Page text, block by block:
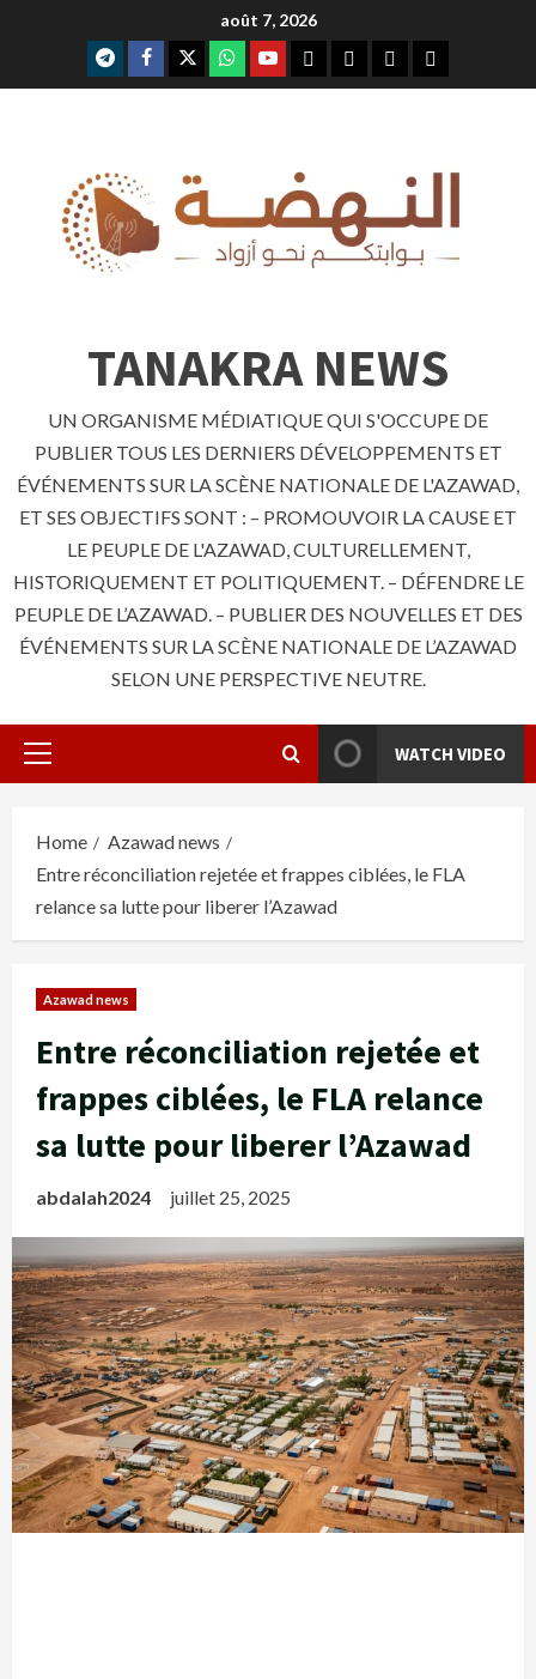
août 7, 2026
telegramfacebook
x whatsapyoutube
TANAKRA NEWS
UN ORGANISME MÉDIATIQUE QUI S'OCCUPE DE
PUBLIER TOUS LES DERNIERS DÉVELOPPEMENTS ET
ÉVÉNEMENTS SUR LA SCÈNE NATIONALE DE L'AZAWAD,
ET SES OBJECTIFS SONT : – PROMOUVOIR LA CAUSE ET
LE PEUPLE DE L'AZAWAD, CULTURELLEMENT,
HISTORIQUEMENT ET POLITIQUEMENT. – DÉFENDRE LE
PEUPLE DE L’AZAWAD. – PUBLIER DES NOUVELLES ET DES
ÉVÉNEMENTS SUR LA SCÈNE NATIONALE DE L’AZAWAD
SELON UNE PERSPECTIVE NEUTRE.
Primary
WATCH VIDEO
Home
Azawad news
Entre réconciliation rejetée et frappes ciblées, le FLA
relance sa lutte pour liberer l’Azawad
Azawad news
Entre réconciliation rejetée et
frappes ciblées, le FLA relance
sa lutte pour liberer l’Azawad
abdalah2024 juillet 25, 2025